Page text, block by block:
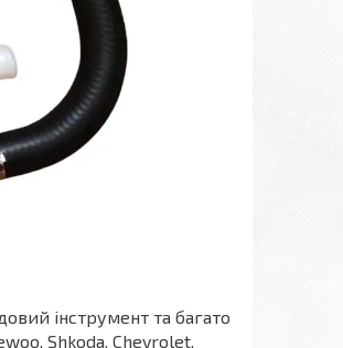
інструмент та багато
Shkoda, Chevrolet,